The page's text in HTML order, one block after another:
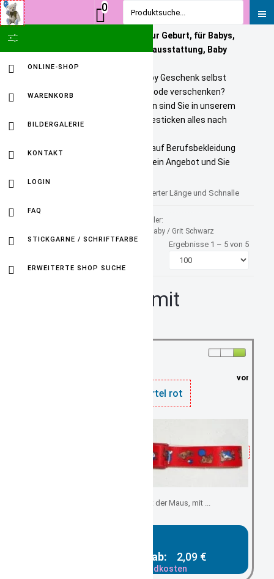
Personalisierte Geschenke zur Geburt, für Babys,
Kinder und Erwachsene. Babyausstattung, Baby
Onlineshop
Sie wollen ein bezahlbares Baby Geschenk selbst
personalisieren? Tolle Kindermode verschenken?
Unikate selbst gestalten? Dann sind Sie in unserem
Baby Online Shop richtig. Wir besticken alles nach
Selbst gestickte Firmenlogos auf Berufsbekleidung
sind kein Problem. Fordern Sie ein Angebot und Sie
0
ONLINE-SHOP
WARENKORB
BILDERGALERIE
KONTAKT
LOGIN
FAQ
STICKGARNE / SCHRIFTFARBE
ERWEITERTE SHOP SUCHE
Gürtel für Kinder nmit personalisierter Länge und Schnalle
Hersteller:
FuersBaby / Grit Schwarz
Ergebnisse 1 – 5 von 5
Kindergürtel mit
vorrätig: 4
Gummigürtel rot
von der Sendung mit der Maus, mit ...
Gesamtpreis ab: 2,09 €
zzgl. Versandkosten